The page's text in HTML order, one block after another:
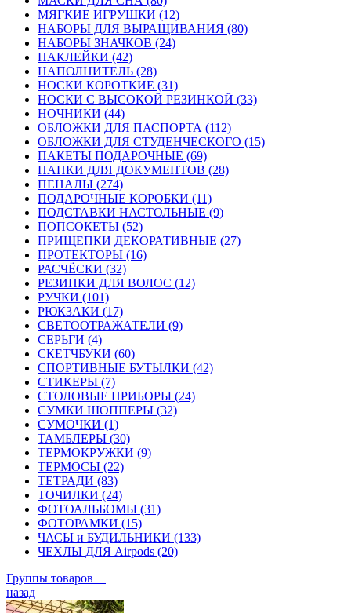
МЯГКИЕ ИГРУШКИ (12)
НАБОРЫ ДЛЯ ВЫРАЩИВАНИЯ (80)
НАБОРЫ ЗНАЧКОВ (24)
НАКЛЕЙКИ (42)
НАПОЛНИТЕЛЬ (28)
НОСКИ КОРОТКИЕ (31)
НОСКИ С ВЫСОКОЙ РЕЗИНКОЙ (33)
НОЧНИКИ (44)
ОБЛОЖКИ ДЛЯ ПАСПОРТА (112)
ОБЛОЖКИ ДЛЯ СТУДЕНЧЕСКОГО (15)
ПАКЕТЫ ПОДАРОЧНЫЕ (69)
ПАПКИ ДЛЯ ДОКУМЕНТОВ (28)
ПЕНАЛЫ (274)
ПОДАРОЧНЫЕ КОРОБКИ (11)
ПОДСТАВКИ НАСТОЛЬНЫЕ (9)
ПОПСОКЕТЫ (52)
ПРИЩЕПКИ ДЕКОРАТИВНЫЕ (27)
ПРОТЕКТОРЫ (16)
РАСЧЁСКИ (32)
РЕЗИНКИ ДЛЯ ВОЛОС (12)
РУЧКИ (101)
РЮКЗАКИ (17)
СВЕТООТРАЖАТЕЛИ (9)
СЕРЬГИ (4)
СКЕТЧБУКИ (60)
СПОРТИВНЫЕ БУТЫЛКИ (42)
СТИКЕРЫ (7)
СТОЛОВЫЕ ПРИБОРЫ (24)
СУМКИ ШОППЕРЫ (32)
СУМОЧКИ (1)
ТАМБЛЕРЫ (30)
ТЕРМОКРУЖКИ (9)
ТЕРМОСЫ (22)
ТЕТРАДИ (83)
ТОЧИЛКИ (24)
ФОТОАЛЬБОМЫ (31)
ФОТОРАМКИ (15)
ЧАСЫ и БУДИЛЬНИКИ (133)
ЧЕХЛЫ ДЛЯ Airpods (20)
Группы товаров
назад